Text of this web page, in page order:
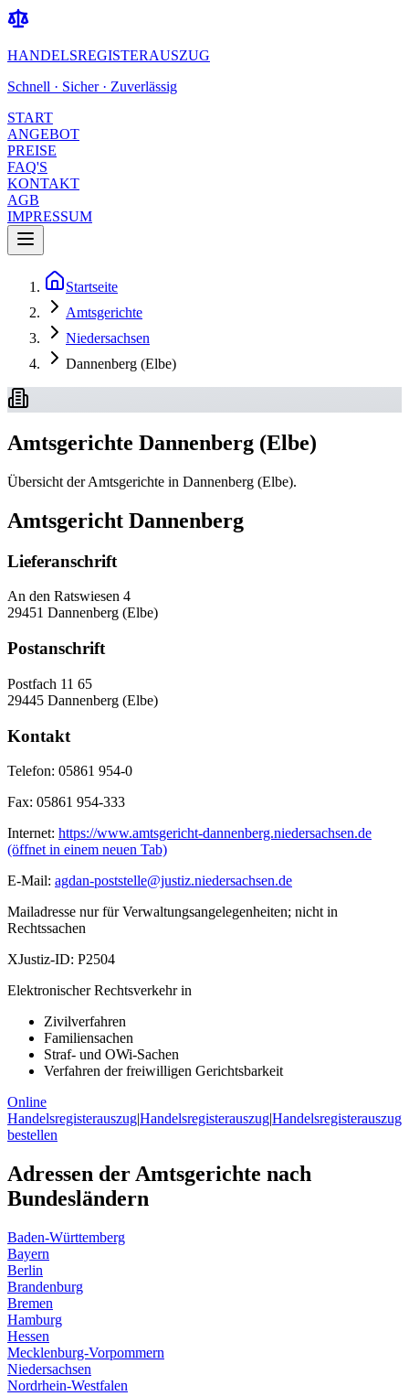
HANDELSREGISTERAUSZUG
Schnell · Sicher · Zuverlässig
START
ANGEBOT
PREISE
FAQ'S
KONTAKT
AGB
IMPRESSUM
Startseite
Amtsgerichte
Niedersachsen
Dannenberg (Elbe)
Amtsgerichte Dannenberg (Elbe)
Übersicht der Amtsgerichte in Dannenberg (Elbe).
Amtsgericht Dannenberg
Lieferanschrift
An den Ratswiesen 4
29451 Dannenberg (Elbe)
Postanschrift
Postfach 11 65
29445 Dannenberg (Elbe)
Kontakt
Telefon: 05861 954-0
Fax: 05861 954-333
Internet: https://www.amtsgericht-dannenberg.niedersachsen.de
(öffnet in einem neuen Tab)
E-Mail: agdan-poststelle@justiz.niedersachsen.de
Mailadresse nur für Verwaltungsangelegenheiten; nicht in
Rechtssachen
XJustiz-ID: P2504
Elektronischer Rechtsverkehr in
Zivilverfahren
Familiensachen
Straf- und OWi-Sachen
Verfahren der freiwilligen Gerichtsbarkeit
Online
Handelsregisterauszug|Handelsregisterauszug|Handelsregisterauszug
bestellen
Adressen der Amtsgerichte nach
Bundesländern
Baden-Württemberg
Bayern
Berlin
Brandenburg
Bremen
Hamburg
Hessen
Mecklenburg-Vorpommern
Niedersachsen
Nordrhein-Westfalen